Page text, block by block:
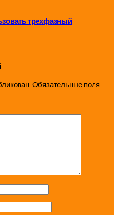
трехфазный
Обязательные поля